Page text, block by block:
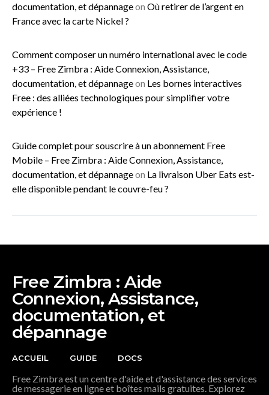
documentation, et dépannageon Où retirer de l’argent en
France avec la carte Nickel ?
Comment composer un numéro international avec le code
+33 – Free Zimbra : Aide Connexion, Assistance,
documentation, et dépannageon Les bornes interactives
Free : des alliées technologiques pour simplifier votre
expérience !
Guide complet pour souscrire à un abonnement Free
Mobile – Free Zimbra : Aide Connexion, Assistance,
documentation, et dépannageon La livraison Uber Eats est-
elle disponible pendant le couvre-feu ?
Free Zimbra : Aide
Connexion, Assistance,
documentation, et
dépannage
ACCUEIL GUIDE DOCS
Free Zimbra est un centre d'aide et d'assistance des services
de messagerie en ligne et boîtes mails gratuites. Explorez